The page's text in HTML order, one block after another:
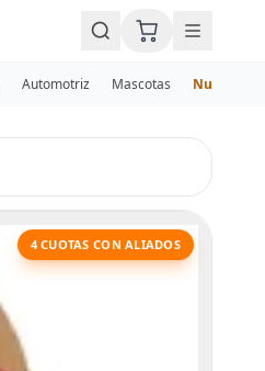
Automotriz Mascotas Nuevos
4 CUOTAS CON ALIADOS